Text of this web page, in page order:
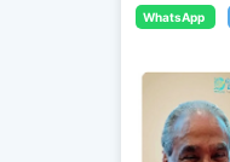
WhatsApp